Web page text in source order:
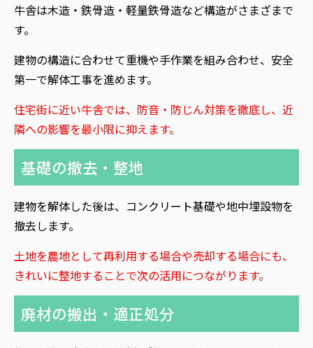
牛舎は木造・鉄骨造・軽量鉄骨造など構造がさまざまで
す。
建物の構造に合わせて重機や手作業を組み合わせ、安全
第一で解体工事を進めます。
住宅街に近い牛舎では、防音・防じん対策を徹底し、近
隣への影響を最小限に抑えます。
基礎の撤去・整地
建物を解体した後は、コンクリート基礎や地中埋設物を
撤去します。
土地を農地として再利用する場合や売却する場合にも、
きれいに整地することで次の活用につながります。
廃材の搬出・適正処分